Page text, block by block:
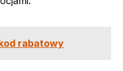
rabatowy